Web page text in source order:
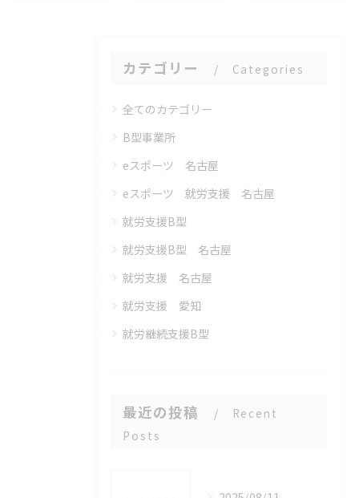
カテゴリー Categories
全てのカテゴリー
B型事業所
eスポーツ 名古屋
eスポーツ 就労支援 名古屋
就労支援B型
就労支援B型 名古屋
就労支援 名古屋
就労支援 愛知
就労継続支援B型
最近の投稿
Recent
Posts